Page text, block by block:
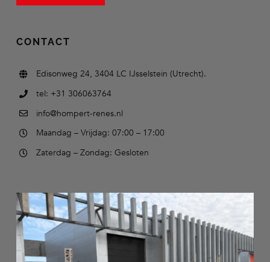
CONTACT
Edisonweg 24, 3404 LC IJsselstein (Utrecht).
tel: +31 306063764
info@hompert-renes.nl
Maandag – Vrijdag: 07:00 – 17:00
Zaterdag – Zondag: Gesloten